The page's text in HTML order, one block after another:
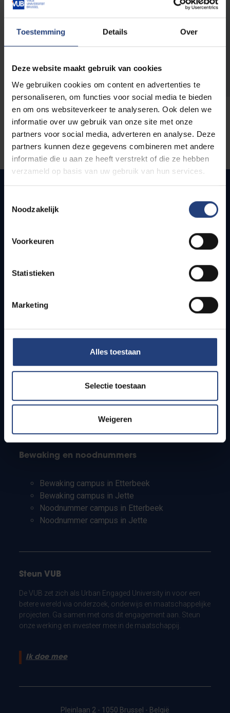
Toestemming Details Over
Deze website maakt gebruik van cookies
We gebruiken cookies om content en advertenties te
personaliseren, om functies voor social media te bieden
en om ons websiteverkeer te analyseren. Ook delen we
informatie over uw gebruik van onze site met onze
partners voor social media, adverteren en analyse. Deze
partners kunnen deze gegevens combineren met andere
informatie die u aan ze heeft verstrekt of die ze hebben
verzameld op basis van uw gebruik van hun services.
Noodzakelijk
Voorkeuren
Statistieken
Marketing
Alles toestaan
Selectie toestaan
Weigeren
De volledige URL van de pagina waar je de fout zag.
Snel naar
Bereikbaarheid
Studenten
PhD-studenten
Leerkrachten en secundaire scholen
Bewaking en noodnummers
Bewaking campus in Etterbeek
Bewaking campus in Jette
Noodnummer campus in Etterbeek
Noodnummer campus in Jette
Steun VUB
De VUB zet zich als Urban Engaged University in voor een
betere wereld via onderzoek, onderwijs en maatschappelijke
projecten. Ga samen met ons dit engagement aan. Steun
onze werking en investeer mee in de maatschappij.
Ik doe mee
Pleinlaan 2 - 1050 Brussel - België